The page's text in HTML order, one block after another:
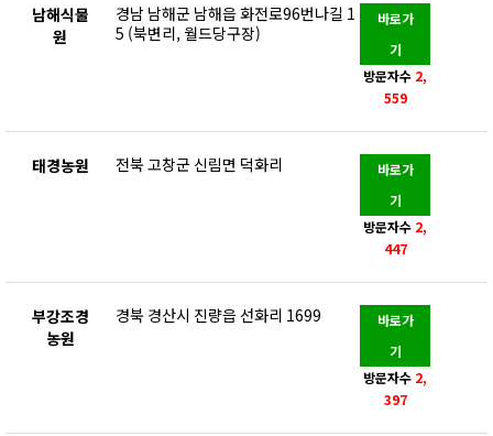
남해식물
원
경남 남해군 남해읍 화전로96번나길 1
5 (북변리, 월드당구장)
바로가
기
방문자수 2,
559
태경농원 전북 고창군 신림면 덕화리
바로가
기
방문자수 2,
447
부강조경
농원
경북 경산시 진량읍 선화리 1699
바로가
기
방문자수 2,
397